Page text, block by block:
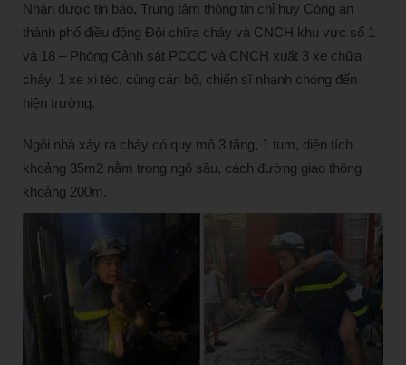
Nhận được tin báo, Trung tâm thông tin chỉ huy Công an
thành phố điều động Đội chữa cháy và CNCH khu vực số 1
và 18 – Phòng Cảnh sát PCCC và CNCH xuất 3 xe chữa
cháy, 1 xe xi téc, cùng cán bộ, chiến sĩ nhanh chóng đến
hiện trường.
Ngôi nhà xảy ra cháy có quy mô 3 tầng, 1 tum, diện tích
khoảng 35m2 nằm trong ngõ sâu, cách đường giao thông
khoảng 200m.